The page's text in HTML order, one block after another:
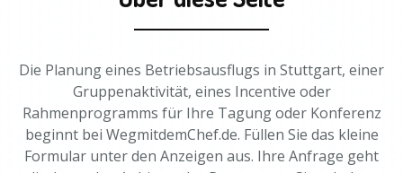
Die Planung eines Betriebsausflugs in Stuttgart, einer
Gruppenaktivität, eines Incentive oder
Rahmenprogramms für Ihre Tagung oder Konferenz
beginnt bei WegmitdemChef.de. Füllen Sie das kleine
Formular unter den Anzeigen aus. Ihre Anfrage geht